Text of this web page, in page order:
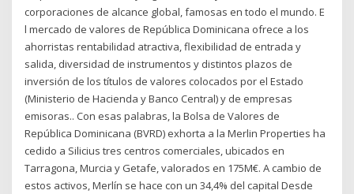
corporaciones de alcance global, famosas en todo el mundo. E
l mercado de valores de República Dominicana ofrece a los
ahorristas rentabilidad atractiva, flexibilidad de entrada y
salida, diversidad de instrumentos y distintos plazos de
inversión de los títulos de valores colocados por el Estado
(Ministerio de Hacienda y Banco Central) y de empresas
emisoras.. Con esas palabras, la Bolsa de Valores de
República Dominicana (BVRD) exhorta a la Merlin Properties ha
cedido a Silicius tres centros comerciales, ubicados en
Tarragona, Murcia y Getafe, valorados en 175M€. A cambio de
estos activos, Merlín se hace con un 34,4% del capital Desde